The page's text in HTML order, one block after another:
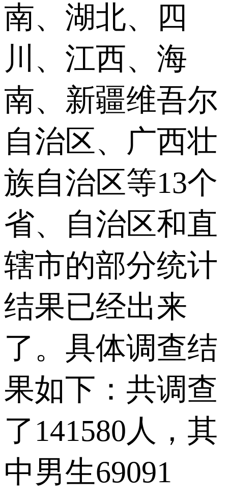
南、湖北、四
川、江西、海
南、新疆维吾尔
自治区、广西壮
族自治区等13个
省、自治区和直
辖市的部分统计
结果已经出来
了。具体调查结
果如下：共调查
了141580人，其
中男生69091